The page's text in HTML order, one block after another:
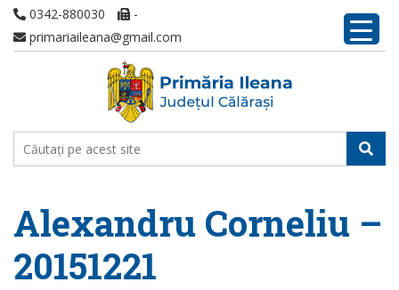
0342-880030
-
primariaileana@gmail.com
Alexandru Corneliu –
20151221